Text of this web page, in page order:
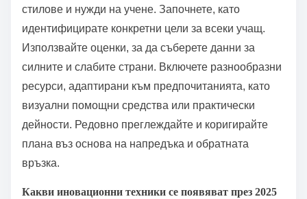
повторение включва преразглеждане на
материала на увеличаващи се интервали, което
укрепва задържането на паметта.
Интерливираната практика смесва различни
предмети или умения по време на учебните сесии,
насърчавайки по-дълбока когнитивна обработка.
Прилагането на тези стратегии може да доведе до
значителни подобрения в учебните резултати.
учебни планове?